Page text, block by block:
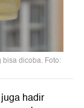
dicoba. Foto:
hadir